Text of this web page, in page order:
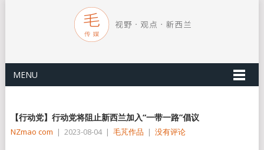
MENU
【行动党】行动党将阻止新西兰加入“一带一路”倡议
NZmao com | 2023-08-04 | 毛芃作品 | 没有评论